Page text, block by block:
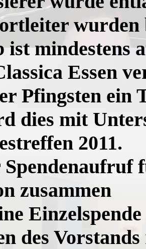
wurden
ist mindestens
Essen
Pfingsten ein
dies mit
2011.
zusammen
des